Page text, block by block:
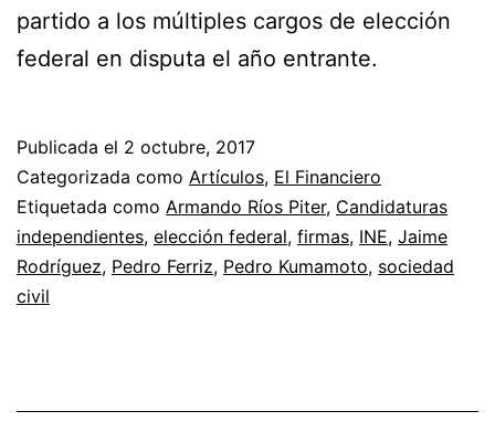
partido a los múltiples cargos de elección
federal en disputa el año entrante.
Publicada el 2 octubre, 2017
Categorizada como Artículos, El Financiero
Etiquetada como Armando Ríos Piter, Candidaturas
independientes, elección federal, firmas, INE, Jaime
Rodríguez, Pedro Ferriz, Pedro Kumamoto, sociedad
civil